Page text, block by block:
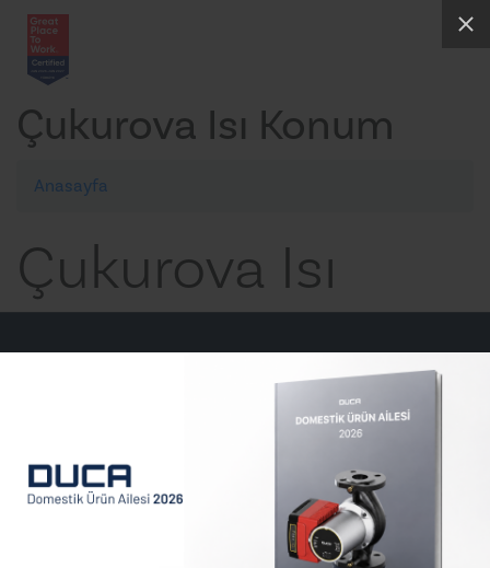
Çukurova Isı Konum
Anasayfa
Çukurova Isı
info@ducapump.com
+90 (212) 830 66 61